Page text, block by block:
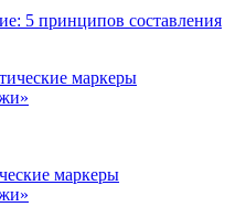
5 принципов составления
маркеры